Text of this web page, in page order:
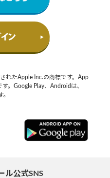
れたApple Inc.の商標です。App
。Google Play、Androidは、
ル公式SNS